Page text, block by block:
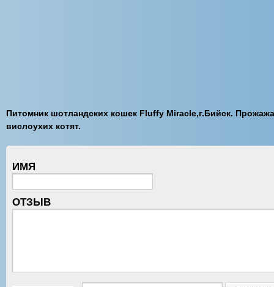
Питомник шотландских кошек Fluffy Miracle,г.Бийск. Прожажа
вислоухих котят.
ИМЯ
ОТЗЫВ